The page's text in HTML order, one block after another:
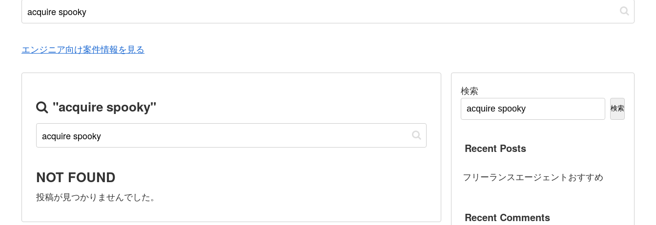
エンジニア向け案件情報を見る
"acquire spooky"
NOT FOUND
投稿が見つかりませんでした。
検索
検索
Recent Posts
フリーランスエージェントおすすめ
Recent Comments